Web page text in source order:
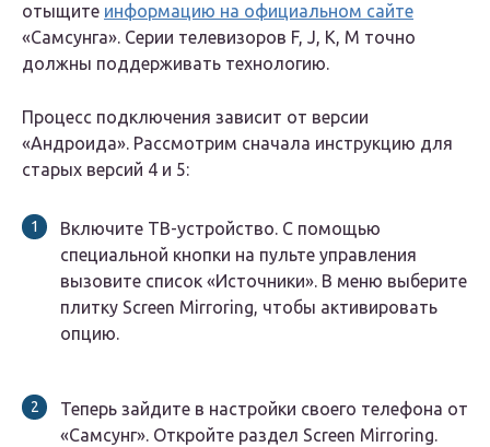
отыщите информацию на официальном сайте
«Самсунга». Серии телевизоров F, J, K, M точно
должны поддерживать технологию.
Процесс подключения зависит от версии
«Андроида». Рассмотрим сначала инструкцию для
старых версий 4 и 5:
Включите ТВ-устройство. С помощью
специальной кнопки на пульте управления
вызовите список «Источники». В меню выберите
плитку Screen Mirroring, чтобы активировать
опцию.
Теперь зайдите в настройки своего телефона от
«Самсунг». Откройте раздел Screen Mirroring.